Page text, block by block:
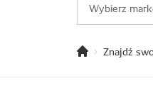
Wybierz
Znajdź